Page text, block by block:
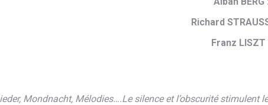
Richard
Franz LISZT
Mondnacht, Mélodies….Le silence et l’obscurité stimulent